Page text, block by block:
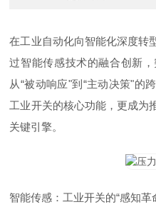
在工业自动化向智能化深度转
过智能传感技术的融合创新
从“被动响应"到“主动决策"的
工业开关的核心功能，更成为
关键引擎。
智能传感：工业开关的“感知革